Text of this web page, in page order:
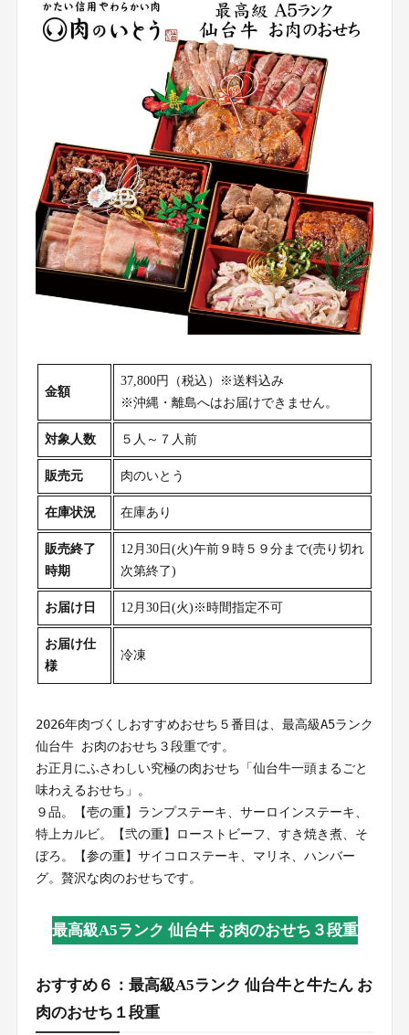
金額
37,800円（税込）※送料込み
※沖縄・離島へはお届けできません。
対象人数 ５人～７人前
販売元 肉のいとう
在庫状況 在庫あり
販売終了
時期
12月30日(火)午前９時５９分まで(売り切れ
次第終了)
お届け日 12月30日(火)※時間指定不可
お届け仕
様
冷凍
2026年肉づくしおすすめおせち５番目は、最高級A5ランク
仙台牛 お肉のおせち３段重です。
お正月にふさわしい究極の肉おせち「仙台牛一頭まるごと
味わえるおせち」。
９品。【壱の重】ランプステーキ、サーロインステーキ、
特上カルビ。【弐の重】ローストビーフ、すき焼き煮、そ
ぼろ。【参の重】サイコロステーキ、マリネ、ハンバー
グ。贅沢な肉のおせちです。
最高級A5ランク 仙台牛 お肉のおせち３段重
おすすめ６：最高級A5ランク 仙台牛と牛たん お
肉のおせち１段重